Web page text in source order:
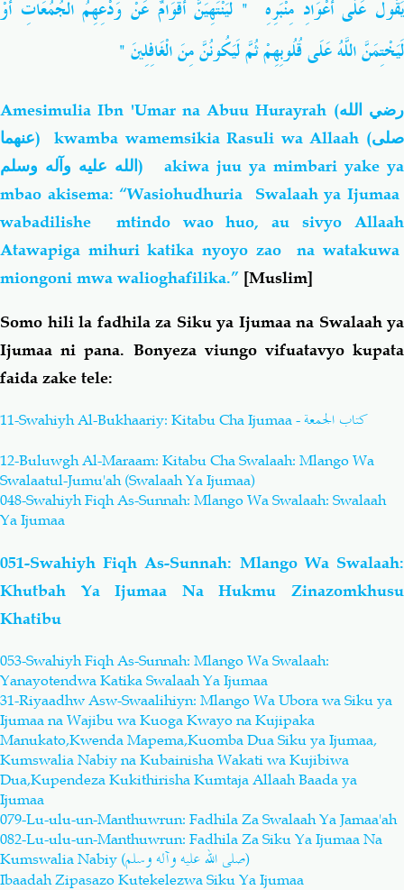
يَقُولُ عَلَى أَعْوَادِ مِنْبَرِهِ ‏ "‏ لَيَنْتَهِيَنَّ أَقْوَامٌ عَنْ وَدْعِهِمُ الْجُمُعَاتِ أَوْ
لَيَخْتِمَنَّ اللَّهُ عَلَى قُلُوبِهِمْ ثُمَّ لَيَكُونُنَّ مِنَ الْغَافِلِينَ ‏"‏ ‏
Amesimulia Ibn 'Umar na Abuu Hurayrah (رضي الله
عنهما) kwamba wamemsikia Rasuli wa Allaah (صلى
الله عليه وآله وسلم) akiwa juu ya mimbari yake ya
mbao akisema: “Wasiohudhuria Swalaah ya Ijumaa
wabadilishe mtindo wao huo, au sivyo Allaah
Atawapiga mihuri katika nyoyo zao na watakuwa
miongoni mwa walioghafilika.” [Muslim]
Somo hili la fadhila za Siku ya Ijumaa na Swalaah ya
Ijumaa ni pana. Bonyeza viungo vifuatavyo kupata
faida zake tele:
11-Swahiyh Al-Bukhaariy: Kitabu Cha Ijumaa - كتاب الجمعة
12-Buluwgh Al-Maraam: Kitabu Cha Swalaah: Mlango Wa
Swalaatul-Jumu'ah (Swalaah Ya Ijumaa)
048-Swahiyh Fiqh As-Sunnah: Mlango Wa Swalaah: Swalaah
Ya Ijumaa
051-Swahiyh Fiqh As-Sunnah: Mlango Wa Swalaah:
Khutbah Ya Ijumaa Na Hukmu Zinazomkhusu
Khatibu
053-Swahiyh Fiqh As-Sunnah: Mlango Wa Swalaah:
Yanayotendwa Katika Swalaah Ya Ijumaa
31-Riyaadhw Asw-Swaalihiyn: Mlango Wa Ubora wa Siku ya
Ijumaa na Wajibu wa Kuoga Kwayo na Kujipaka
Manukato,Kwenda Mapema,Kuomba Dua Siku ya Ijumaa,
Kumswalia Nabiy na Kubainisha Wakati wa Kujibiwa
Dua,Kupendeza Kukithirisha Kumtaja Allaah Baada ya
Ijumaa
079-Lu-ulu-un-Manthuwrun: Fadhila Za Swalaah Ya Jamaa'ah
082-Lu-ulu-un-Manthuwrun: Fadhila Za Siku Ya Ijumaa Na
Kumswalia Nabiy (صلى الله عليه وآله وسلم)
Ibaadah Zipasazo Kutekelezwa Siku Ya Ijumaa